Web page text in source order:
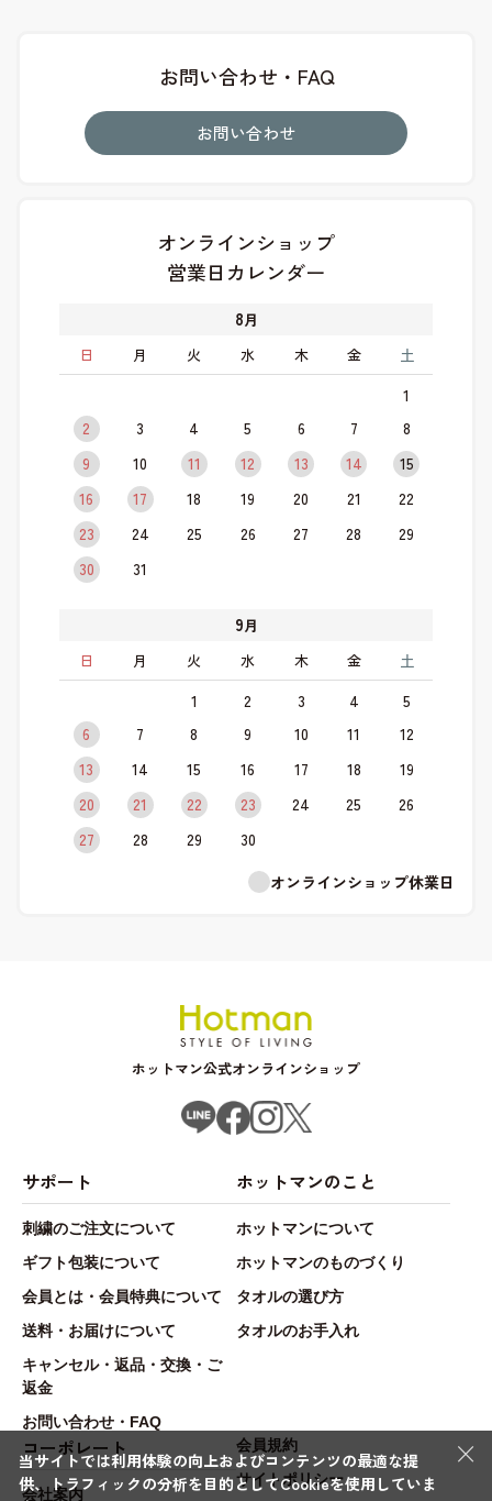
お問い合わせ・FAQ
お問い合わせ
オンラインショップ
営業日カレンダー
8月
日
月 火 水 木 金 土
1
2
3 4 5 6 7
8
9
10 11 12 13 14
15
16
17 18 19 20 21
22
23
24 25 26 27 28
29
30
31
9月
日
月 火 水 木 金 土
1 2 3 4
5
6
7 8 9 10 11
12
13
14 15 16 17 18
19
20
21 22 23 24 25
26
27
28 29
30
オンラインショップ休業日
ホットマン公式オンラインショップ
サポート
刺繍のご注文について
ギフト包装について
会員とは・会員特典について
送料・お届けについて
キャンセル・返品・交換・ご
返金
お問い合わせ・FAQ
ホットマンのこと
ホットマンについて
ホットマンのものづくり
タオルの選び方
タオルのお手入れ
コーポレート
会社案内
会員規約
サイトポリシー
×
当サイトでは利用体験の向上およびコンテンツの最適な提
供、トラフィックの分析を目的としてCookieを使用していま